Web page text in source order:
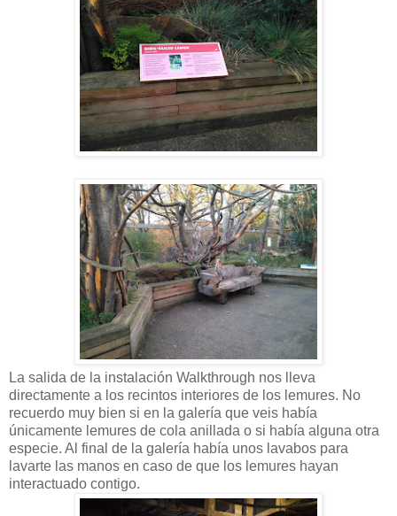
La salida de la instalación Walkthrough nos lleva
directamente a los recintos interiores de los lemures. No
recuerdo muy bien si en la galería que veis había
únicamente lemures de cola anillada o si había alguna otra
especie. Al final de la galería había unos lavabos para
lavarte las manos en caso de que los lemures hayan
interactuado contigo.